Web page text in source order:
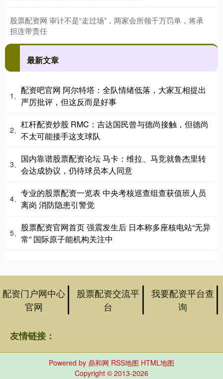
股票配资网 审计不是“走过场”，两家会所领千万罚单，将承
担连带责任
最新文章
1、
配资吧官网 阿尔特塔：全队情绪低落，大家互相提出
严厉批评，但这反而是好事
2、
杠杆配资炒股 RMC：吉达国民曾与德尚接触，但德尚
不太可能接手这支球队
3、
国内靠谱股票配资论坛 马卡：维拉、马竞就鲁杰里转
会达成协议，仍待球员本人同意
4、
专业的股票配资一览表 中央考核巡查组查获值班人员
离岗 消防隐患引警觉
5、
股票配资官网首页 强震发生后 日本称多座核电站“无异
常” 国际原子能机构关注中
配资门户网中心
官网
股票配资交流平
台
我要配资平台查
询
友情链接：
Powered by 鼎和网 RSS地图 HTML地图
Copyright © 2013-2026